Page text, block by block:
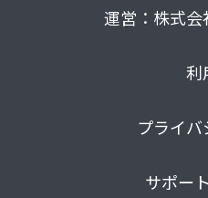
運営：株式
利
プライ
サポー